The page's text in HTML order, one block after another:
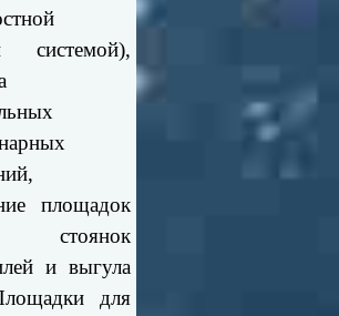
системой),
площадок
и выгула
для